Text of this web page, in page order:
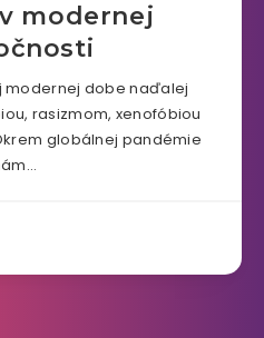
modernej
modernej dobe naďalej
rasizmom, xenofóbiou
globálnej pandémie